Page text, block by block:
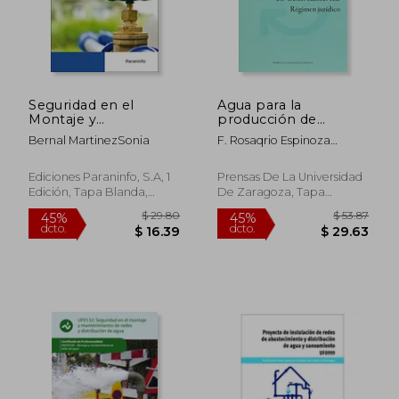
Seguridad en el
Montaje y
Mantenimiento de
Redes y Distribución
Saneamiento
Bernal MartinezSonia
Ediciones Paraninfo, S.A, 1
Edición, Tapa Blanda,
Nuevo
45% $ 29.80
$ 16.39
Agua para la
producción de
energía en
Centroamérica, El
F. Rosaqrio Espinoza
Prensas De La Universidad
De Zaragoza, Tapa
Blanda, Nuevo
45%
dcto.